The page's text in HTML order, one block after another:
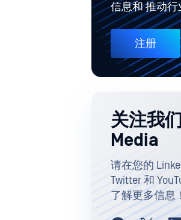
信息和 推动行
注册
关注我
Media
请在您的
Twitter 和
了解更多信息！